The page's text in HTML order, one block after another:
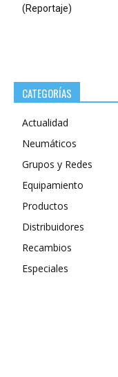
(Reportaje)
CATEGORÍAS
Actualidad
Neumáticos
Grupos y Redes
Equipamiento
Productos
Distribuidores
Recambios
Especiales